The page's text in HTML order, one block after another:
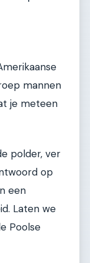
mannen
je meteen
polder, ver
op
een
Laten we
Poolse